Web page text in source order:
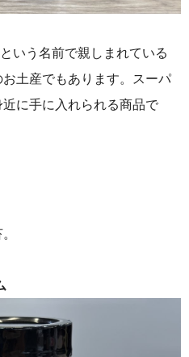
いう名前で親しまれている
お土産でもあります。スーパ
に手に入れられる商品で